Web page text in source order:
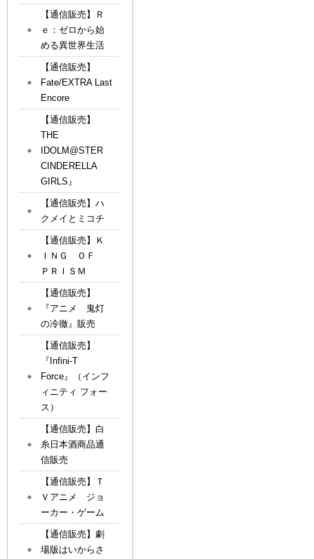
【通信販売】Ｒ
ｅ：ゼロから始
める異世界生活
【通信販売】
Fate/EXTRA Last
Encore
【通信販売】
THE
IDOLM@STER
CINDERELLA
GIRLS』
【通信販売】ハ
クメイとミコチ
【通信販売】Ｋ
ＩＮＧ ＯＦ
ＰＲＩＳＭ
【通信販売】
『アニメ 鬼灯
の冷徹』販売
【通信販売】
『Infini-T
Force』（インフ
ィニティ フォー
ス）
【通信販売】白
糸日本酒商品通
信販売
【通信販売】Ｔ
Ｖアニメ ジョ
ーカー・ゲーム
【通信販売】劇
場版はいからさ